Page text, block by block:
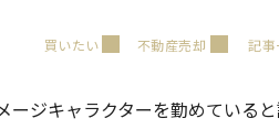
買いたい 不動産売却 記
ジキャラクターを勤めてい